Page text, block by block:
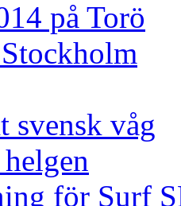
på Torö
svensk våg
för Surf